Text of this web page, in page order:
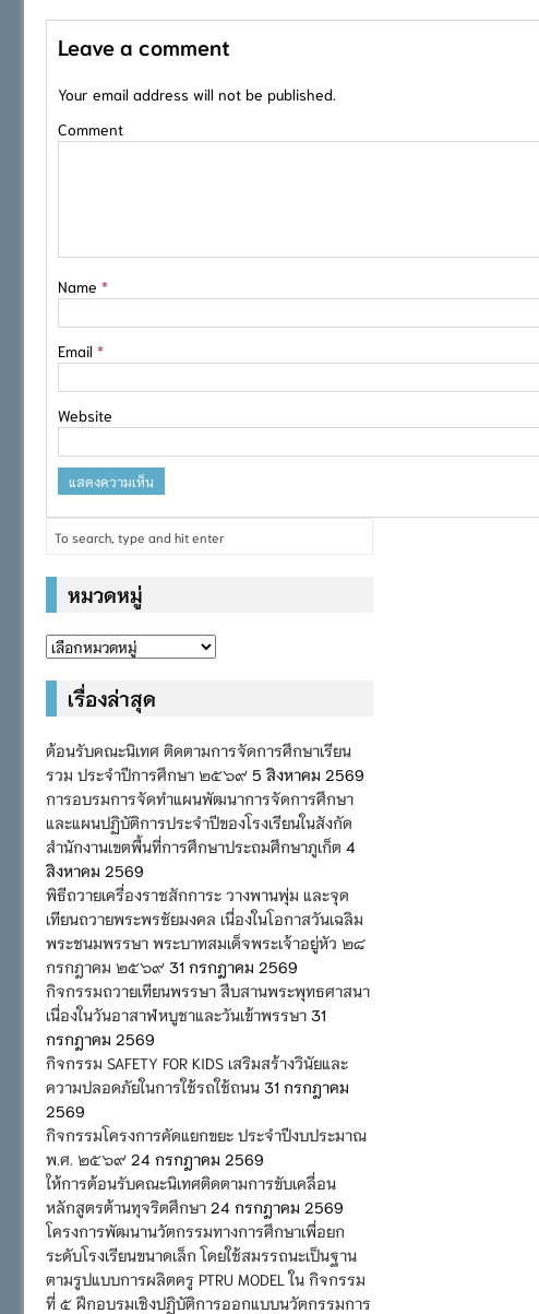
Leave a comment
Your email address will not be published.
Comment
Name *
Email *
Website
หมวดหมู่
หมวด
เรื่องล่าสุด
ต้อนรับคณะนิเทศ ติดตามการจัดการศึกษาเรียน
รวม ประจำปีการศึกษา ๒๕๖๙ 5 สิงหาคม 2569
การอบรมการจัดทำแผนพัฒนาการจัดการศึกษา
และแผนปฏิบัติการประจำปีของโรงเรียนในสังกัด
สำนักงานเขตพื้นที่การศึกษาประถมศึกษาภูเก็ต 4
สิงหาคม 2569
พิธีถวายเครื่องราชสักการะ วางพานพุ่ม และจุด
เทียนถวายพระพรชัยมงคล เนื่องในโอกาสวันเฉลิม
พระชนมพรรษา พระบาทสมเด็จพระเจ้าอยู่หัว ๒๘
กรกฎาคม ๒๕๖๙ 31 กรกฎาคม 2569
กิจกรรมถวายเทียนพรรษา สืบสานพระพุทธศาสนา
เนื่องในวันอาสาฬหบูชาและวันเข้าพรรษา 31
กรกฎาคม 2569
กิจกรรม SAFETY FOR KIDS เสริมสร้างวินัยและ
ความปลอดภัยในการใช้รถใช้ถนน 31 กรกฎาคม
2569
กิจกรรมโครงการคัดแยกขยะ ประจำปีงบประมาณ
พ.ศ. ๒๕๖๙ 24 กรกฎาคม 2569
ให้การต้อนรับคณะนิเทศติดตามการขับเคลื่อน
หลักสูตรต้านทุจริตศึกษา 24 กรกฎาคม 2569
โครงการพัฒนานวัตกรรมทางการศึกษาเพื่อยก
ระดับโรงเรียนขนาดเล็ก โดยใช้สมรรถนะเป็นฐาน
ตามรูปแบบการผลิตครู PTRU MODEL ใน กิจกรรม
ที่ ๕ ฝึกอบรมเชิงปฏิบัติการออกแบบนวัตกรรมการ